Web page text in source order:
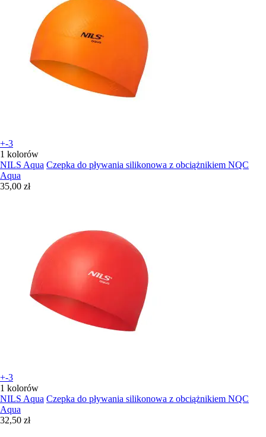
+-3
1 kolorów
NILS Aqua Czepka do pływania silikonowa z obciążnikiem NQC
Aqua
35,00 zł
+-3
1 kolorów
NILS Aqua Czepka do pływania silikonowa z obciążnikiem NQC
Aqua
32,50 zł